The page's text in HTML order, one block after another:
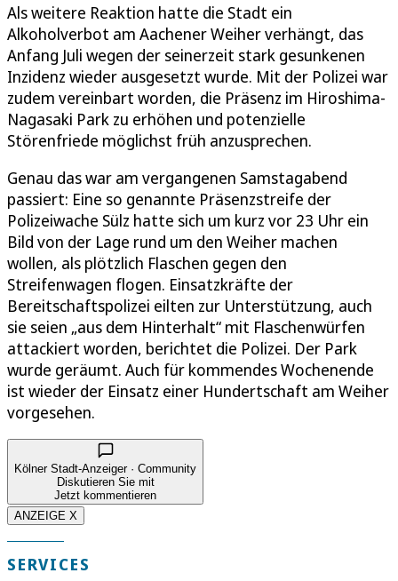
Als weitere Reaktion hatte die Stadt ein
Alkoholverbot am Aachener Weiher verhängt, das
Anfang Juli wegen der seinerzeit stark gesunkenen
Inzidenz wieder ausgesetzt wurde. Mit der Polizei war
zudem vereinbart worden, die Präsenz im Hiroshima-
Nagasaki Park zu erhöhen und potenzielle
Störenfriede möglichst früh anzusprechen.
Genau das war am vergangenen Samstagabend
passiert: Eine so genannte Präsenzstreife der
Polizeiwache Sülz hatte sich um kurz vor 23 Uhr ein
Bild von der Lage rund um den Weiher machen
wollen, als plötzlich Flaschen gegen den
Streifenwagen flogen. Einsatzkräfte der
Bereitschaftspolizei eilten zur Unterstützung, auch
sie seien „aus dem Hinterhalt“ mit Flaschenwürfen
attackiert worden, berichtet die Polizei. Der Park
wurde geräumt. Auch für kommendes Wochenende
ist wieder der Einsatz einer Hundertschaft am Weiher
vorgesehen.
Kölner Stadt-Anzeiger · Community
Diskutieren Sie mit
Jetzt kommentieren
ANZEIGE X
SERVICES